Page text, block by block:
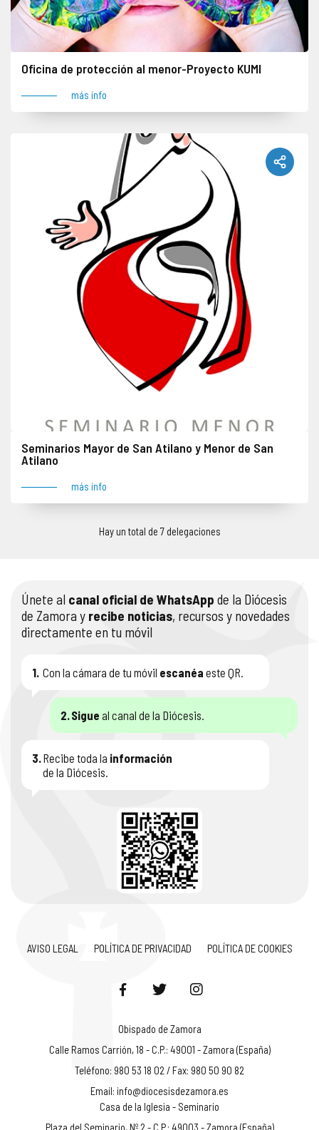
Oficina de protección al menor-Proyecto KUMI
más info
Seminarios Mayor de San Atilano y Menor de San
Atilano
más info
Hay un total de 7 delegaciones
Únete al canal oficial de WhatsApp de la Diócesis
de Zamora y recibe noticias, recursos y novedades
directamente en tu móvil
1. Con la cámara de tu móvil escanéa este QR.
2.Sigue al canal de la Diócesis.
3.Recibe toda la información
de la Diócesis.
AVISO LEGAL POLÍTICA DE PRIVACIDAD POLÍTICA DE COOKIES
Obispado de Zamora
Calle Ramos Carrión, 18 - C.P.: 49001 - Zamora (España)
Teléfono: 980 53 18 02 / Fax: 980 50 90 82
Email: info@diocesisdezamora.es
Casa de la Iglesia - Seminario
Plaza del Seminario, Nº 2 - C.P.: 49003 - Zamora (España)